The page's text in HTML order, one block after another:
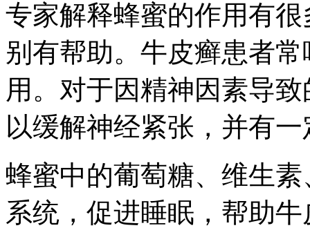
专家解释蜂蜜的作用有
别有帮助。牛皮癣患者
用。对于因精神因素导
以缓解神经紧张，并有
蜂蜜中的葡萄糖、维生
系统，促进睡眠，帮助